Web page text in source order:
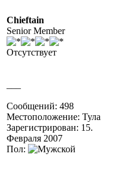
Chieftain
Senior Member
Отсутствует
Сообщений: 498
Местоположение: Тула
Зарегистрирован: 15.
Февраля 2007
Пол: